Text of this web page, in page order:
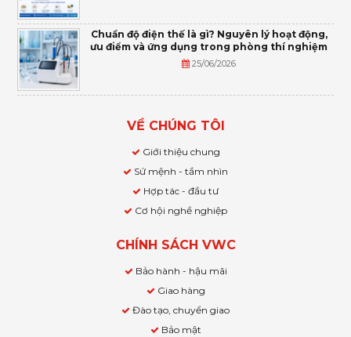
Chuẩn độ điện thế là gì? Nguyên lý hoạt động,
ưu điểm và ứng dụng trong phòng thí nghiệm
25/06/2026
VỀ CHÚNG TÔI
Giới thiệu chung
Sứ mệnh - tầm nhìn
Hợp tác - đầu tư
Cơ hội nghề nghiệp
CHÍNH SÁCH VWC
Bảo hành - hậu mãi
Giao hàng
Đào tạo, chuyển giao
Bảo mật